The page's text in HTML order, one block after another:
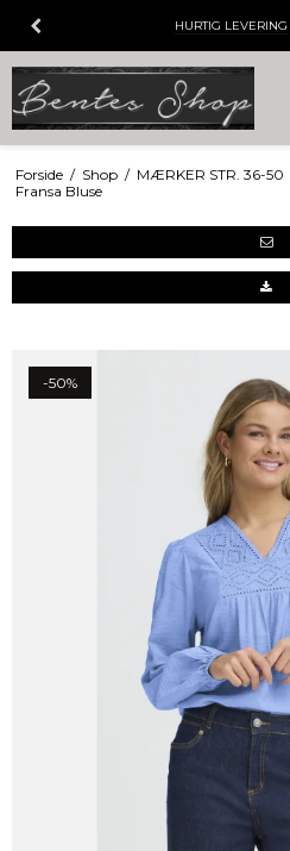
HURTIG LEVERING
Forside / Shop / MÆRKER STR. 36-50
Fransa Bluse
-50%